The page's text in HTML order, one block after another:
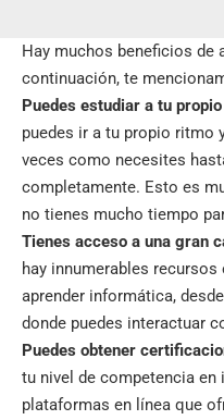
Hay muchos beneficios de
continuación, te
Puedes estudiar a tu
puedes ir a tu propio ritmo
veces como necesites
completamente. Esto es
no tienes mucho tiempo
Tienes acceso a una gran
hay innumerables recursos
aprender informática,
donde puedes interactuar
Puedes obtener
tu nivel de competencia en
plataformas en línea que